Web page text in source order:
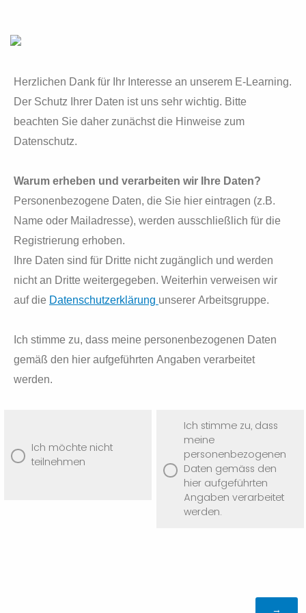
Herzlichen Dank für Ihr Interesse an unserem E-Learning.
Der Schutz Ihrer Daten ist uns sehr wichtig. Bitte
beachten Sie daher zunächst die Hinweise zum
Datenschutz.
Warum erheben und verarbeiten wir Ihre Daten?
Personenbezogene Daten, die Sie hier eintragen (z.B.
Name oder Mailadresse), werden ausschließlich für die
Registrierung erhoben.
Ihre Daten sind für Dritte nicht zugänglich und werden
nicht an Dritte weitergegeben. Weiterhin verweisen wir
auf die Datenschutzerklärung unserer Arbeitsgruppe.
Ich stimme zu, dass meine personenbezogenen Daten
gemäß den hier aufgeführten Angaben verarbeitet
werden.
Ich möchte nicht
teilnehmen
Ich stimme zu, dass
meine
personenbezogenen
Daten gemäss den
hier aufgeführten
Angaben verarbeitet
werden.